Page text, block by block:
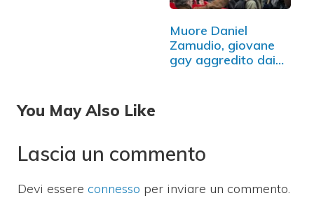
Muore Daniel
Zamudio, giovane
gay aggredito dai
You May Also Like
Lascia un commento
Devi essere connesso per inviare un commento.